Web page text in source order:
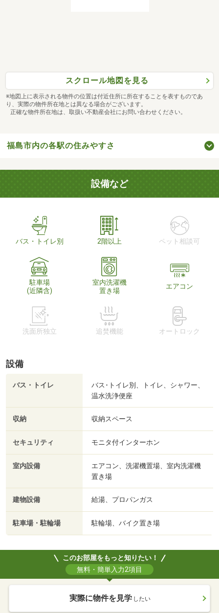
スクロール地図を見る
※地図上に表示される物件の位置は付近住所に所在することを表すものであ
り、実際の物件所在地とは異なる場合がございます。
正確な物件所在地は、取扱い不動産会社にお問い合わせください。
福島市内の各駅の住みやすさ
設備など
バス・トイレ別 2階以上 ペット相談可
駐車場
(近隣含)
室内洗濯機
置き場
エアコン
洗面所独立 追焚機能 オートロック
設備
バス・トイレ
バス･トイレ別、トイレ、シャワー、
温水洗浄便座
収納 収納スペース
セキュリティ モニタ付インターホン
室内設備
エアコン、洗濯機置場、室内洗濯機
置き場
建物設備 給湯、プロパンガス
駐車場・駐輪場 駐輪場、バイク置き場
このお部屋をもっと知りたい！
無料・簡単入力2項目
実際に物件を見学 したい